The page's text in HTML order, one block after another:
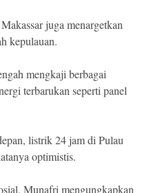
juga menargetkan
kepulauan.
mengkaji berbagai
terbarukan seperti panel
listrik 24 jam di Pulau
optimistis.
Munafri mengungkapkan